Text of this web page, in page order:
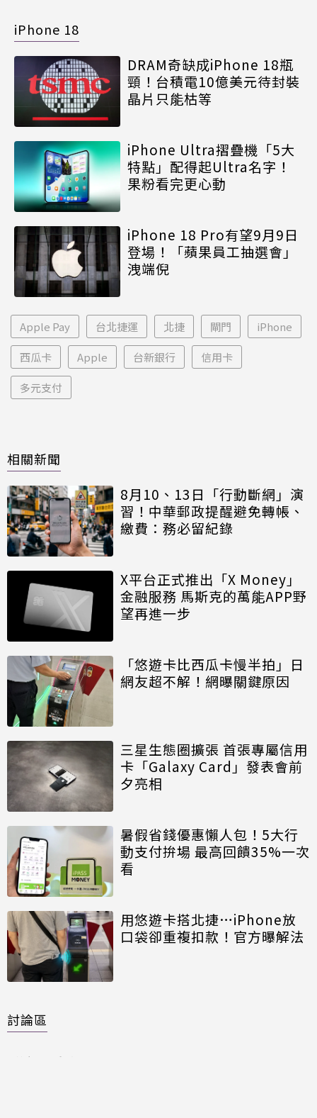
iPhone 18
DRAM奇缺成iPhone 18瓶
頸！台積電10億美元待封裝
晶片只能枯等
iPhone Ultra摺疊機「5大
特點」配得起Ultra名字！
果粉看完更心動
iPhone 18 Pro有望9月9日
登場！「蘋果員工抽選會」
洩端倪
Apple Pay 台北捷運 北捷 閘門 iPhone
西瓜卡 Apple 台新銀行 信用卡
多元支付
相關新聞
8月10、13日「行動斷網」演
習！中華郵政提醒避免轉帳、
繳費：務必留紀錄
X平台正式推出「X Money」
金融服務 馬斯克的萬能APP野
望再進一步
「悠遊卡比西瓜卡慢半拍」日
網友超不解！網曝關鍵原因
三星生態圈擴張 首張專屬信用
卡「Galaxy Card」發表會前
夕亮相
暑假省錢優惠懶人包！5大行
動支付拚場 最高回饋35%一次
看
用悠遊卡搭北捷…iPhone放
口袋卻重複扣款！官方曝解法
討論區
共有 則留言